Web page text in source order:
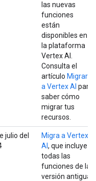
las nuevas
funciones
están
disponibles en
la plataforma
Vertex AI.
Consulta el
artículo Migrar
a Vertex AI para
saber cómo
migrar tus
recursos.
julio del
Migra a Vertex
AI , que incluye
todas las
funciones de la
versión antigua